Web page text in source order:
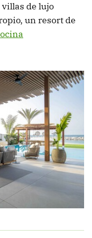
de lujo
un resort de